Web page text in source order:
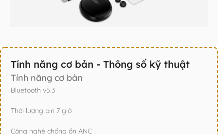
Tính năng cơ bản - Thông số kỹ thuật
Tính năng cơ bản
Bluetooth v5.3
Thời lượng pin 7 giờ
Công nghệ chống ồn ANC